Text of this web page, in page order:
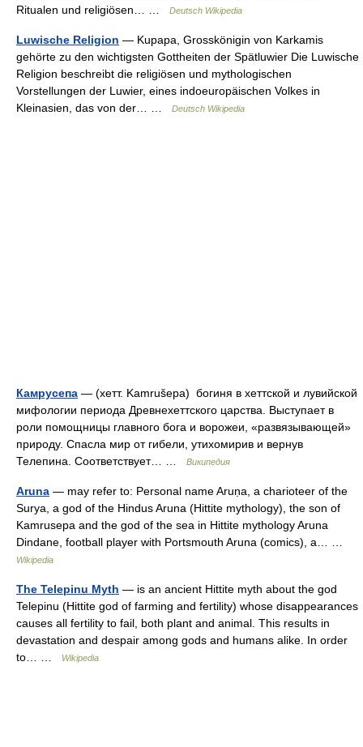
Ritualen und religiösen… …
Deutsch Wikipedia
Luwische Religion — Kupapa, Grosskönigin von Karkamis
gehörte zu den wichtigsten Gottheiten der Spätluwier Die Luwische
Religion beschreibt die religiösen und mythologischen
Vorstellungen der Luwier, eines indoeuropäischen Volkes in
Kleinasien, das von der… …
Deutsch Wikipedia
Камрусепа — (хетт. Kamrušepa) богиня в хеттской и лувийской
мифологии периода Древнехеттского царства. Выступает в
роли помощницы главного бога и ворожеи, «развязывающей»
природу. Спасла мир от гибели, утихомирив и вернув
Телепина. Соответствует… …
Википедия
Aruna — may refer to: Personal name Aruṇa, a charioteer of the
Surya, a god of the Hindus Aruna (Hittite mythology), the son of
Kamrusepa and the god of the sea in Hittite mythology Aruna
Dindane, football player with Portsmouth Aruna (comics), a… …
Wikipedia
The Telepinu Myth — is an ancient Hittite myth about the god
Telepinu (Hittite god of farming and fertility) whose disappearances
causes all fertility to fail, both plant and animal. This results in
devastation and despair among gods and humans alike. In order
to… …
Wikipedia